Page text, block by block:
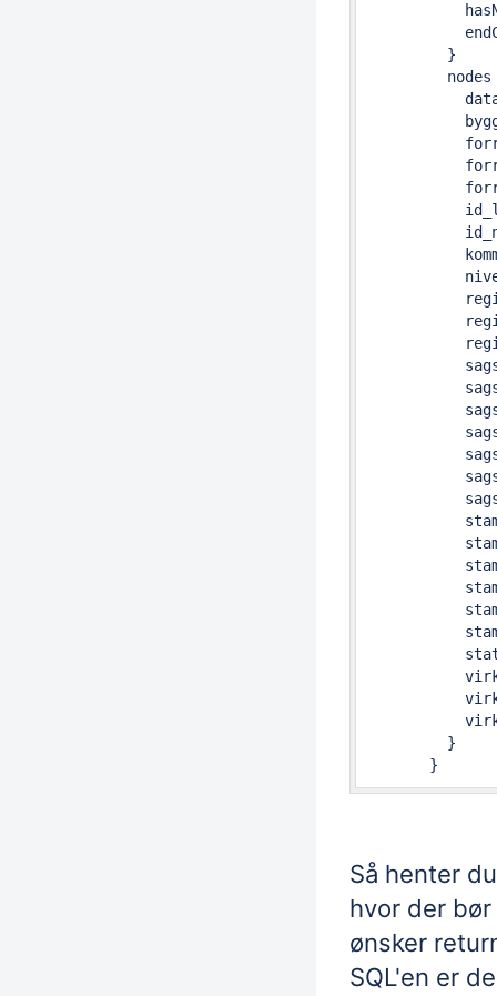
         }
nodes
         }
       }
Så henter
hvor der
ønsker
SQL'en er